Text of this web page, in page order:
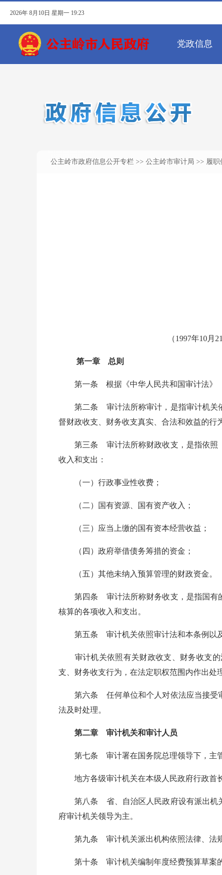
公主岭市政府信息公开专栏 >> 公主岭市审计局 >> 履职
（1997年10
第一章 总则
第一条 根据《中华人民共和国审计法》（
第二条 审计法所称审计，是指审计机关依
督财政收支、财务收支真实、合法和效益的行
第三条 审计法所称财政收支，是指依照《
收入和支出：
（一）行政事业性收费；
（二）国有资源、国有资产收入；
（三）应当上缴的国有资本经营收益；
（四）政府举借债务筹措的资金；
（五）其他未纳入预算管理的财政资金。
第四条 审计法所称财务收支，是指国有的
核算的各项收入和支出。
第五条 审计机关依照审计法和本条例以及
审计机关依照有关财政收支、财务收支的
支、财务收支行为，在法定职权范围内作出处
第六条 任何单位和个人对依法应当接受审
法及时处理。
第二章 审计机关和审计人员
第七条 审计署在国务院总理领导下，主管
地方各级审计机关在本级人民政府行政首长
第八条 省、自治区人民政府设有派出机关
府审计机关领导为主。
第九条 审计机关派出机构依照法律、法规
第十条 审计机关编制年度经费预算草案